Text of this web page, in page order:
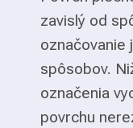
zavislý od
označovanie
spôsobov.
označenia
povrchu